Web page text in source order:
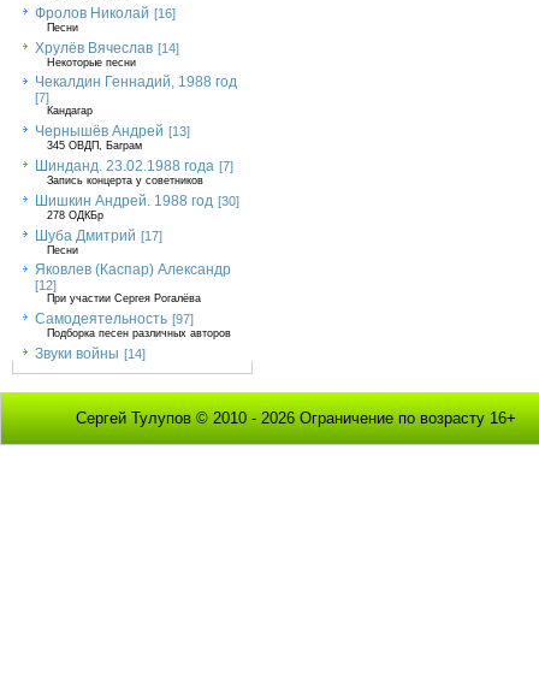
Фролов Николай [16]
Песни
Хрулёв Вячеслав [14]
Некоторые песни
Чекалдин Геннадий, 1988 год
[7]
Кандагар
Чернышёв Андрей [13]
345 ОВДП, Баграм
Шинданд. 23.02.1988 года [7]
Запись концерта у советников
Шишкин Андрей. 1988 год [30]
278 ОДКБр
Шуба Дмитрий [17]
Песни
Яковлев (Каспар) Александр
[12]
При участии Сергея Рогалёва
Самодеятельность [97]
Подборка песен различных авторов
Звуки войны [14]
Сергей Тулупов © 2010 - 2026 Ограничение по возрасту 16+